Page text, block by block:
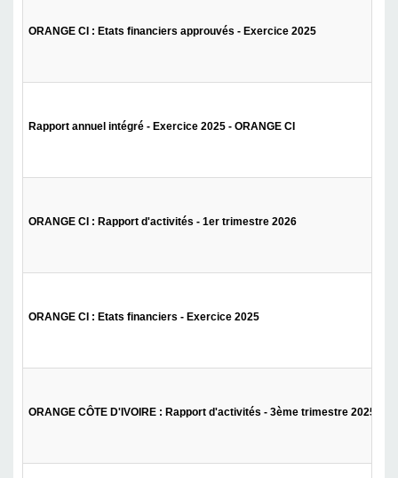
ORANGE CI : Etats financiers approuvés - Exercice 2025
Rapport annuel intégré - Exercice 2025 - ORANGE CI
ORANGE CI : Rapport d'activités - 1er trimestre 2026
ORANGE CI : Etats financiers - Exercice 2025
ORANGE CÔTE D'IVOIRE : Rapport d'activités - 3ème trimestre 2025